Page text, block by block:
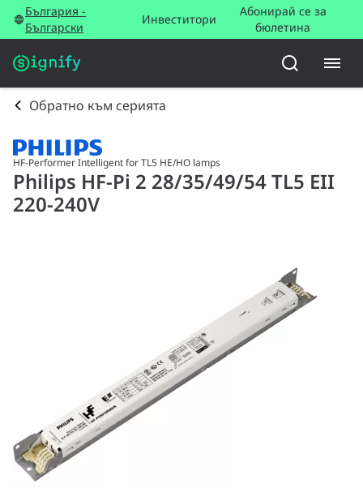
България -
Български
Инвеститори
Абонирай се за
бюлетина
Обратно към серията
HF-Performer Intelligent for TL5 HE/HO lamps
Philips HF-Pi 2 28/35/49/54 TL5 EII
220-240V